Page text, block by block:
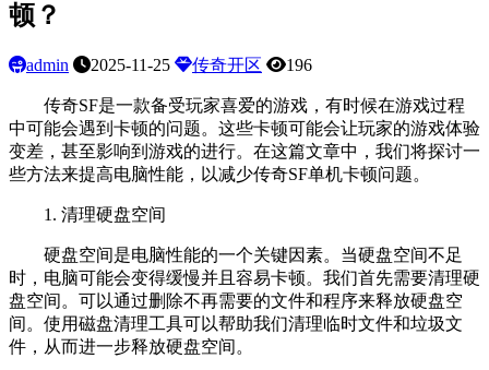
顿？
admin 2025-11-25 传奇开区 196
传奇SF是一款备受玩家喜爱的游戏，有时候在游戏过程
中可能会遇到卡顿的问题。这些卡顿可能会让玩家的游戏体验
变差，甚至影响到游戏的进行。在这篇文章中，我们将探讨一
些方法来提高电脑性能，以减少传奇SF单机卡顿问题。
1. 清理硬盘空间
硬盘空间是电脑性能的一个关键因素。当硬盘空间不足
时，电脑可能会变得缓慢并且容易卡顿。我们首先需要清理硬
盘空间。可以通过删除不再需要的文件和程序来释放硬盘空
间。使用磁盘清理工具可以帮助我们清理临时文件和垃圾文
件，从而进一步释放硬盘空间。